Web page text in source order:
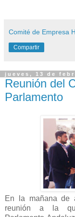
Comité de Empresa
Compartir
jueves, 13 de
Reunión del
Parlamento
En la mañana de
reunión a la